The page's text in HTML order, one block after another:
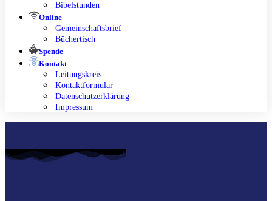
Bibelstunden
Online
Gemeinschaftsbrief
Büchertisch
Spende
Kontakt
Leitungskreis
Kontaktformular
Datenschutzerklärung
Impressum